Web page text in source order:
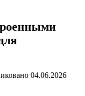
04.06.2026